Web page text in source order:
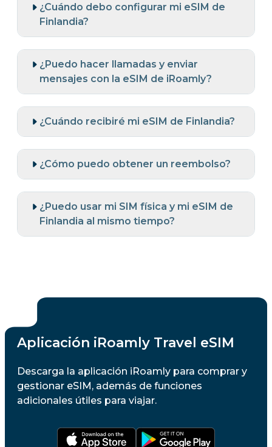
¿Cuándo debo configurar mi eSIM de
Finlandia?
¿Puedo hacer llamadas y enviar
mensajes con la eSIM de iRoamly?
¿Cuándo recibiré mi eSIM de Finlandia?
¿Cómo puedo obtener un reembolso?
¿Puedo usar mi SIM física y mi eSIM de
Finlandia al mismo tiempo?
Aplicación iRoamly Travel eSIM
Descarga la aplicación iRoamly para comprar y
gestionar eSIM, además de funciones
adicionales útiles para viajar.